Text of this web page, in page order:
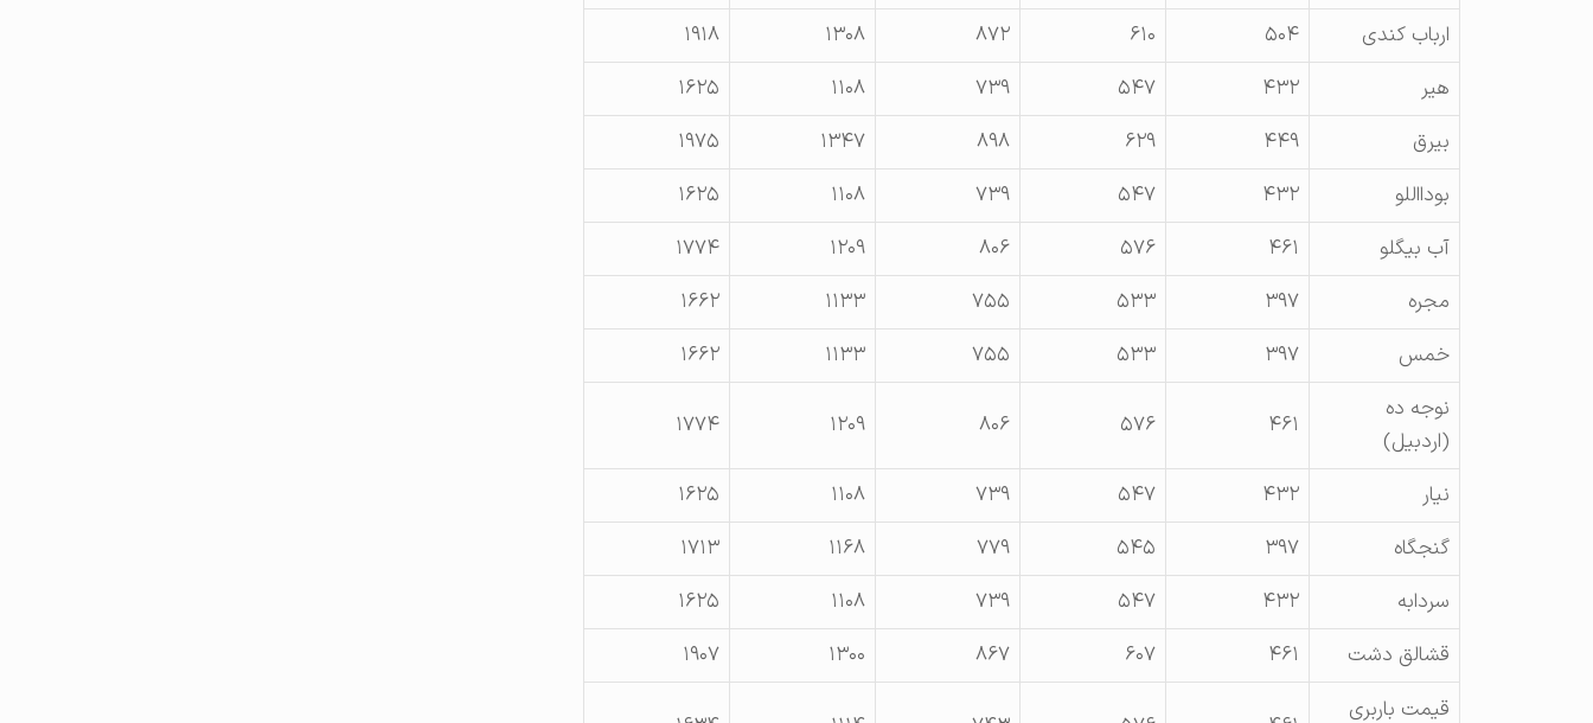
ارباب کندی
۵۰۴ ۶۱۰ ۸۷۲ ۱۳۰۸
۱۹۱۸
هير
۴۳۲ ۵۴۷ ۷۳۹ ۱۱۰۸
۱۶۲۵
بيرق
۴۴۹ ۶۲۹ ۸۹۸ ۱۳۴۷
۱۹۷۵
بودااللو
۴۳۲ ۵۴۷ ۷۳۹ ۱۱۰۸
۱۶۲۵
آب بيگلو
۴۶۱ ۵۷۶ ۸۰۶ ۱۲۰۹
۱۷۷۴
مجره
۳۹۷ ۵۳۳ ۷۵۵ ۱۱۳۳
۱۶۶۲
خمس
۳۹۷ ۵۳۳ ۷۵۵ ۱۱۳۳
۱۶۶۲
نوجه ده
(اردبيل)
۴۶۱ ۵۷۶ ۸۰۶ ۱۲۰۹ ۱۷۷۴
نيار ۴۳۲ ۵۴۷ ۷۳۹ ۱۱۰۸
۱۶۲۵
گنجگاه
۳۹۷ ۵۴۵ ۷۷۹ ۱۱۶۸
۱۷۱۳
سردابه
۴۳۲ ۵۴۷ ۷۳۹ ۱۱۰۸
۱۶۲۵
قشالق دشت
۴۶۱ ۶۰۷ ۸۶۷ ۱۳۰۰
۱۹۰۷
قیمت باربری